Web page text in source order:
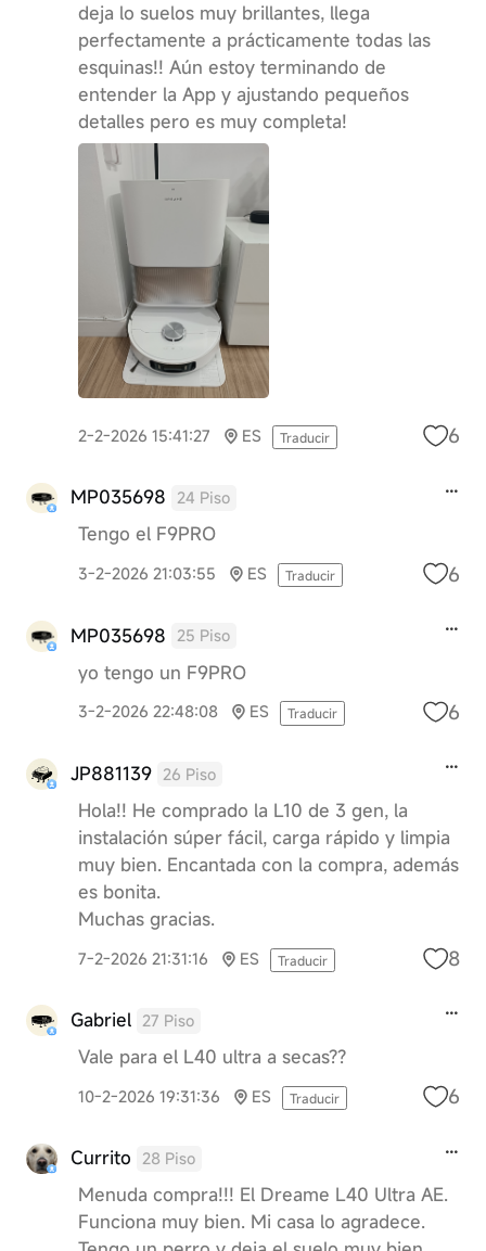
deja lo suelos muy brillantes, llega
perfectamente a prácticamente todas las
esquinas!! Aún estoy terminando de
entender la App y ajustando pequeños
detalles pero es muy completa!
2-2-2026 15:41:27 ES Traducir 6
MP035698 24 Piso
Tengo el F9PRO
3-2-2026 21:03:55 ES Traducir 6
MP035698 25 Piso
yo tengo un F9PRO
3-2-2026 22:48:08 ES Traducir 6
JP881139 26 Piso
Hola!! He comprado la L10 de 3 gen, la
instalación súper fácil, carga rápido y limpia
muy bien. Encantada con la compra, además
es bonita.
Muchas gracias.
7-2-2026 21:31:16 ES Traducir 8
Gabriel 27 Piso
Vale para el L40 ultra a secas??
10-2-2026 19:31:36 ES Traducir 6
Currito 28 Piso
Menuda compra!!! El Dreame L40 Ultra AE.
Funciona muy bien. Mi casa lo agradece.